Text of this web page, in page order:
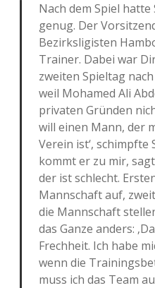
Nach dem Spiel
genug. Der
Bezirksligisten
Trainer. Dabei war
zweiten Spieltag
weil Mohamed Ali
privaten Gründen
will einen Mann, der
Verein ist‘, schimpfte
kommt er zu mir,
der ist schlecht.
Mannschaft auf,
die Mannschaft
das Ganze anders:
Frechheit. Ich habe
wenn die
muss ich das Team